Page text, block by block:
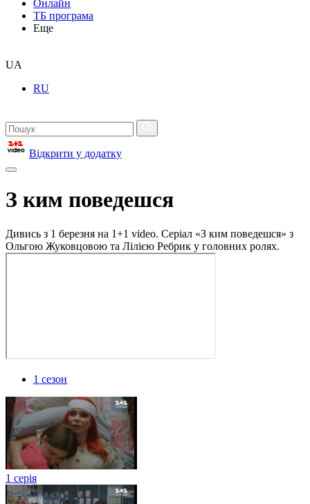
Онлайн
ТБ програма
Еще
UA
RU
Відкрити у додатку
З ким поведешся
Дивись з 1 березня на 1+1 video. Cеріал «З ким поведешся» з
Ольгою Жуковцовою та Лілією Ребрик у головних ролях.
1 сезон
1 серія